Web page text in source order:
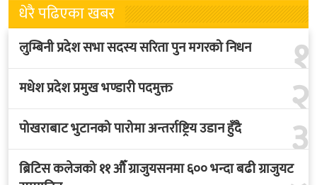
धेरै पढिएका खबर
१
लुम्बिनी प्रदेश सभा सदस्य सरिता पुन मगरको निधन
२
मधेश प्रदेश प्रमुख भण्डारी पदमुक्त
३
पोखराबाट भुटानको पारोमा अन्तर्राष्ट्रिय उडान हुँदै
ब्रिटिस कलेजको ११ औँ ग्राजुयसनमा ६०० भन्दा बढी ग्राजुयट